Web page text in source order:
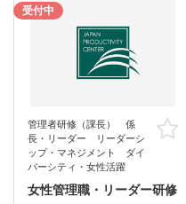
受付中
管理者研修（課長） 係
長・リーダー リーダーシ
ップ・マネジメント ダイ
バーシティ・女性活躍
女性管理職・リーダー研修